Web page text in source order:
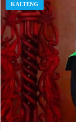
KALTENG